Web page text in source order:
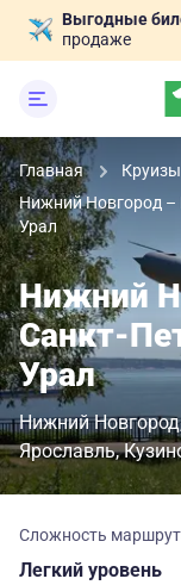
Выгодные
продаже
Главная Круизы
Нижний Новгород –
Урал
Нижний
Санкт-
Урал
Нижний Новгород
Ярославль
Сложность
Легкий уровень